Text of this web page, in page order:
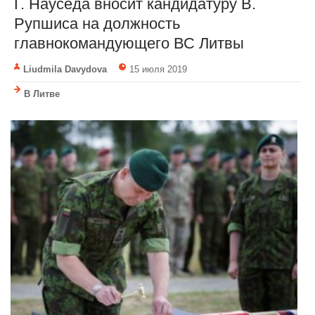
Г. Науседа вносит кандидатуру В.
Рупшиса на должность
главнокомандующего ВС Литвы
Liudmila Davydova 15 июля 2019
В Литве